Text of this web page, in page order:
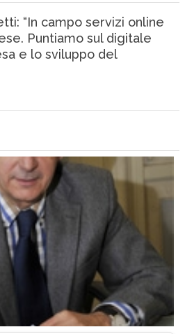
“In campo servizi online
Puntiamo sul digitale
e lo sviluppo del